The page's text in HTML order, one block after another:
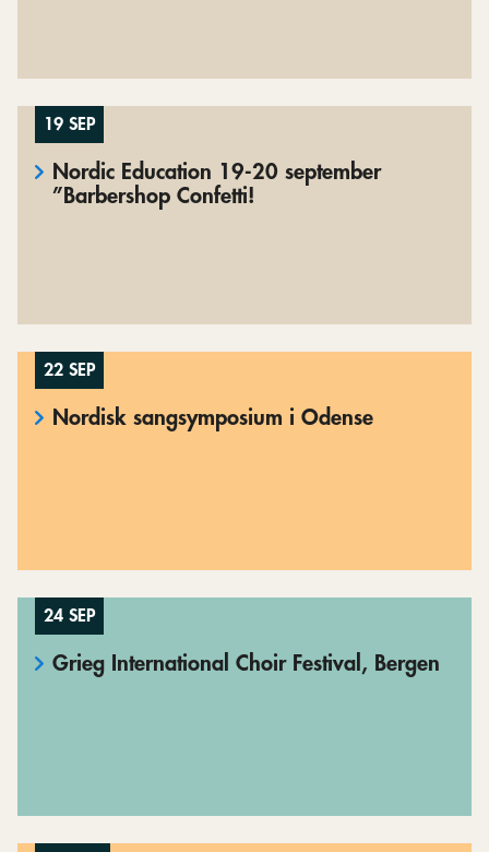
19 SEP
Nordic Education 19-20 september
”Barbershop Confetti!
22 SEP
Nordisk sangsymposium i Odense
24 SEP
Grieg International Choir Festival, Bergen